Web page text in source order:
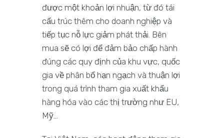
được một khoản lợi nhuận, từ đó tái
cấu trúc thêm cho doanh nghiệp và
tiếp tục nỗ lực giảm phát thải. Bên
mua sẽ có lợi để đảm bảo chấp hành
đúng các quy định của khu vực, quốc
gia về phân bổ hạn ngạch và thuận lợi
trong quá trình tham gia xuất khẩu
hàng hóa vào các thị trường như EU,
Mỹ…